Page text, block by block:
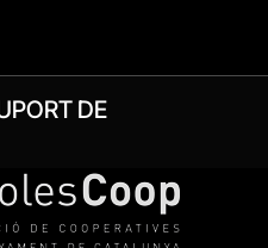
DE